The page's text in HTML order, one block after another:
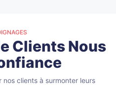
Clients Nous
clients à surmonter leurs